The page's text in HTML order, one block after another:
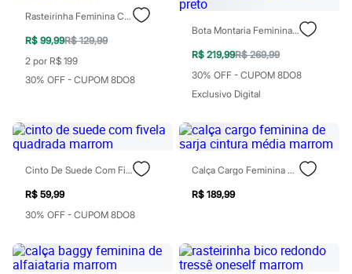
Perfumes
Perfumes femininos
Perfumes infantis
Perfumes masculinos
Todos os produtos
Mindse7
Calças
Casacos e Jaquetas
Saias
Shorts e Bermudas
T-shirt
Vestidos
Alfaiataria
Calçados
Rasteirinha Feminina Com Tachas Marrom
R$ 99,99R$ 129,99
2 por R$ 199
30% OFF - CUPOM 8DO8
Bota Montaria Feminina Com Cano Longo E Fivela Preto
R$ 219,99R$ 269,99
30% OFF - CUPOM 8DO8
Exclusivo Digital
Cinto De Suede Com Fivela Quadrada Marrom
R$ 59,99
30% OFF - CUPOM 8DO8
Calça Cargo Feminina De Sarja Cintura Média Marrom
R$ 189,99